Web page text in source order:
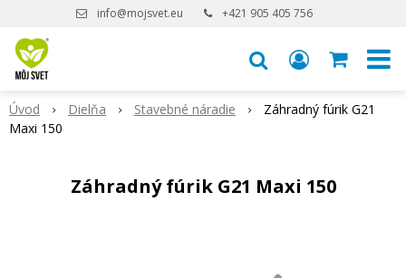
info@mojsvet.eu +421 905 405 756
Úvod Dielňa Stavebné náradie
Záhradný fúrik G21
Maxi 150
Záhradný fúrik G21 Maxi 150